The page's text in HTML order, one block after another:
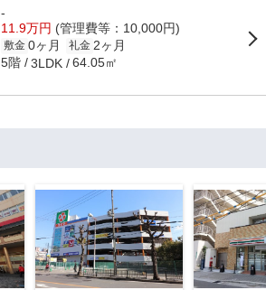
-
11.9万円 (管理費等：10,000円)
敷金 0ヶ月 礼金 2ヶ月
5階 3LDK 64.05㎡